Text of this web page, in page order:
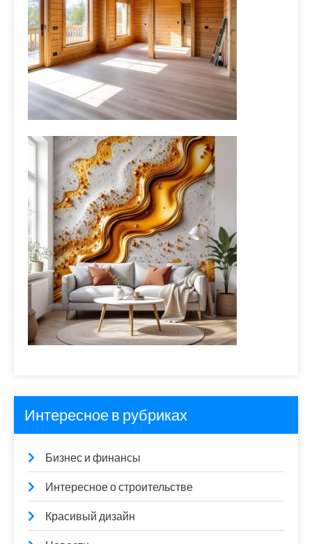
Интересное в рубриках
Бизнес и финансы
Интересное о строительстве
Красивый дизайн